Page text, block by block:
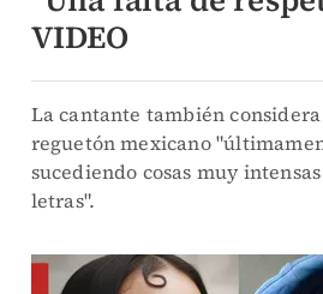
VIDEO
La cantante también
reguetón mexicano
sucediendo cosas muy
letras".